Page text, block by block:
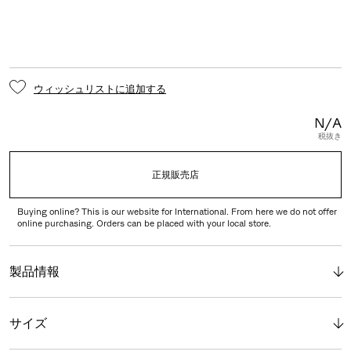
ウィッシュリストに追加する
N/A
税抜き
正規販売店
Buying online? This is our website for International. From here we do not offer
online purchasing. Orders can be placed with your local store.
製品情報
サイズ